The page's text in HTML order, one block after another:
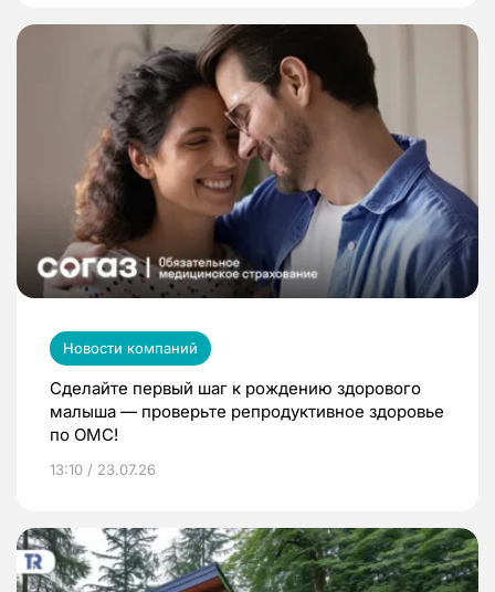
Новости компаний
Сделайте первый шаг к рождению здорового
малыша — проверьте репродуктивное здоровье
по ОМС!
13:10 / 23.07.26